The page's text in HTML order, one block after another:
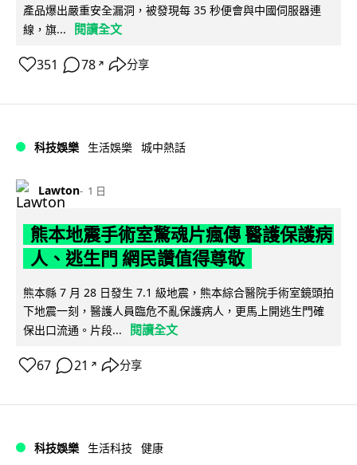
產品爆出嚴重安全漏洞，被發現每 35 秒便會與中國伺服器連
線，旗...
閱讀全文
351 78 ↗ 分享
科技娛樂 生活娛樂 城中熱話
Lawton 1 日
熊本地震手術室驚魂片瘋傳 醫護保護病
人、逃生門 網民讚值得尊敬
熊本縣 7 月 28 日發生 7.1 級地震，熊本綜合醫院手術室鏡頭拍
下地震一刻，醫護人員臨危不亂保護病人，更馬上開逃生門確
保出口流通。片段...
閱讀全文
67 21 ↗ 分享
科技娛樂 生活科技 健康